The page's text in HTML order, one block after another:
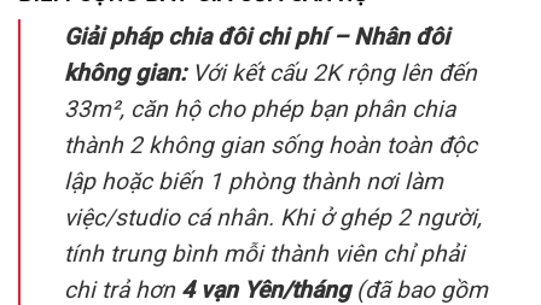
Giải pháp chia đôi chi phí – Nhân đôi
không gian:Với kết cấu 2K rộng lên đến
33m², căn hộ cho phép bạn phân chia
thành 2 không gian sống hoàn toàn độc
lập hoặc biến 1 phòng thành nơi làm
việc/studio cá nhân. Khi ở ghép 2 người,
tính trung bình mỗi thành viên chỉ phải
chi trả hơn 4 vạn Yên/tháng(đã bao gồm